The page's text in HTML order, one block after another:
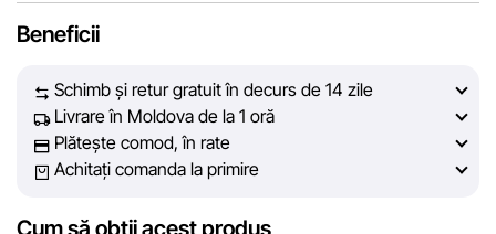
încrederea clienților noștri. În fiecare zi depunem eforturi
prezentate pe site să fie cât mai complete, obiective și
actuale. Scopul nostru este să vă oferim informații corecte și
veridice, pentru ca dvs. să puteți lua cea mai bună decizie
de cumpărare.
Cu toate acestea, în ciuda controlului constant, Sportlandia
Beneficii
Schimb și retur gratuit în decurs de 14 zile
Livrare în Moldova de la 1 oră
Plătește comod, în rate
Achitați comanda la primire